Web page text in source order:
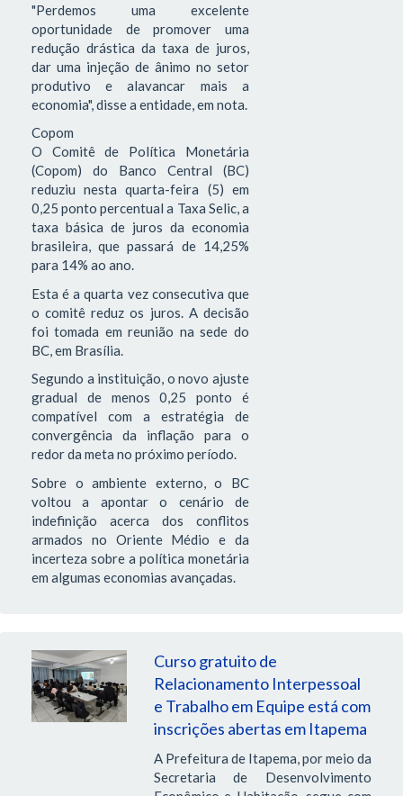
"Perdemos uma excelente
oportunidade de promover uma
redução drástica da taxa de juros,
dar uma injeção de ânimo no setor
produtivo e alavancar mais a
economia", disse a entidade, em nota.
Copom
O Comitê de Política Monetária
(Copom) do Banco Central (BC)
reduziu nesta quarta-feira (5) em
0,25 ponto percentual a Taxa Selic, a
taxa básica de juros da economia
brasileira, que passará de 14,25%
para 14% ao ano.
Esta é a quarta vez consecutiva que
o comitê reduz os juros. A decisão
foi tomada em reunião na sede do
BC, em Brasília.
Segundo a instituição, o novo ajuste
gradual de menos 0,25 ponto é
compatível com a estratégia de
convergência da inflação para o
redor da meta no próximo período.
Sobre o ambiente externo, o BC
voltou a apontar o cenário de
indefinição acerca dos conflitos
armados no Oriente Médio e da
incerteza sobre a política monetária
em algumas economias avançadas.
Curso gratuito de
Relacionamento Interpessoal
e Trabalho em Equipe está com
inscrições abertas em Itapema
A Prefeitura de Itapema, por meio da
Secretaria de Desenvolvimento